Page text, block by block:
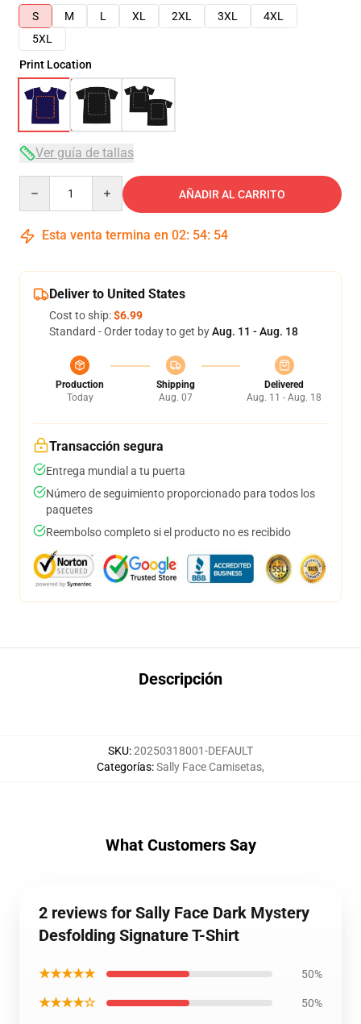
S
M L XL 2XL 3XL
4XL
5XL
Print Location
Ver guía de tallas
AÑADIR AL CARRITO
Esta venta termina en 02: 54: 54
Deliver to United States
Cost to ship:$6.99
Standard - Order today to get byAug. 11 - Aug. 18
Production
Today
Shipping
Aug. 07
Delivered
Aug. 11 - Aug. 18
Transacción segura
Entrega mundial a tu puerta
Número de seguimiento proporcionado para todos los
paquetes
Reembolso completo si el producto no es recibido
Descripción
SKU:20250318001-DEFAULT
Categorías:Sally Face Camisetas,
What Customers Say
2 reviews for Sally Face Dark Mystery
Desfolding Signature T-Shirt
★★★★★ 50%
★★★★☆ 50%